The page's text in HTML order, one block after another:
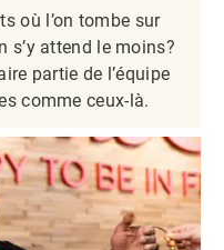
où l’on tombe sur
s’y attend le moins?
partie de l’équipe
comme ceux-là.​​​​​​​